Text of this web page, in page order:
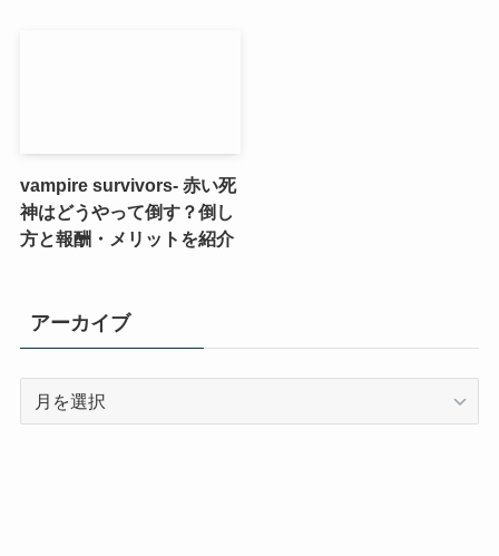
vampire survivors- 赤い死
神はどうやって倒す？倒し
方と報酬・メリットを紹介
アーカイブ